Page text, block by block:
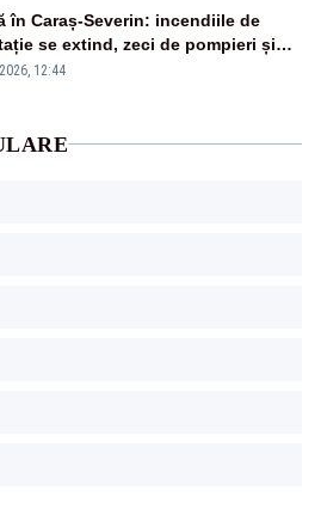
în Caraș-Severin: incendiile de
se extind, zeci de pompieri și
se luptă cu flăcările - VIDEO
12:44